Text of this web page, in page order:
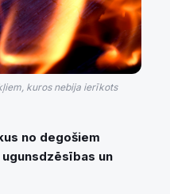
kuros nebija ierīkots
no degošiem
un